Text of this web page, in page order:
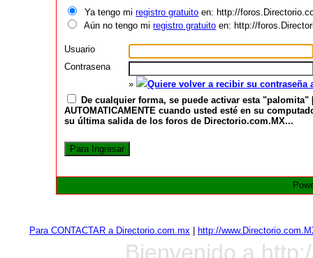
Ya tengo miregistro gratuito en: http://
Aún no tengo miregistro gratuito en: http://
Usuario
Contrasena
»
Quiere volver a recibir su
De cualquier forma, se puede activar esta
AUTOMATICAMENTE cuando usted esté en su
su última salida de los foros de Directorio.com.MX...
Para CONTACTAR a Directorio.com.mx http://
Bienvenido a